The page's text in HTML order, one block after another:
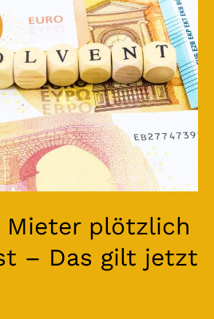
Mieter plötzlich
– Das gilt jetzt